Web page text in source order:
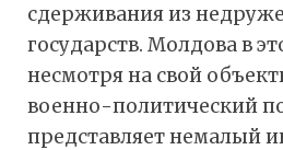
сдерживания из
государств. Молдова в
несмотря на свой
военно-политический
представляет немалый